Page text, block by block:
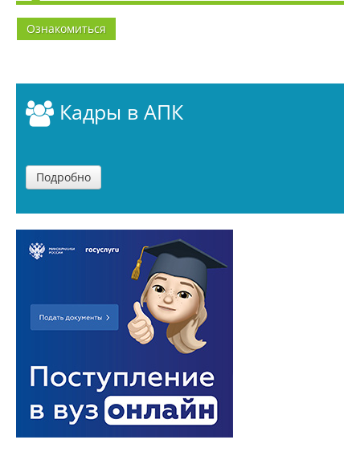
Международная деятельность
Иностранным студентам
Документы
программы
Сотрудники
Ознакомиться
Кадры в АПК
Подробно